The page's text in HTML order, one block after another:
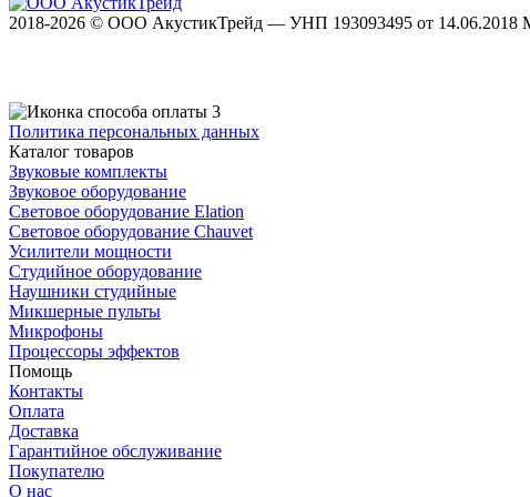
2018-2026 © ООО АкустикТрейд — УНП 193093495 от 14.06.2018
Политика персональных данных
Каталог товаров
Звуковые комплекты
Звуковое оборудование
Световое оборудование Elation
Cветовое оборудование Chauvet
Усилители мощности
Студийное оборудование
Наушники студийные
Микшерные пульты
Микрофоны
Процессоры эффектов
Помощь
Контакты
Оплата
Доставка
Гарантийное обслуживание
Покупателю
О нас